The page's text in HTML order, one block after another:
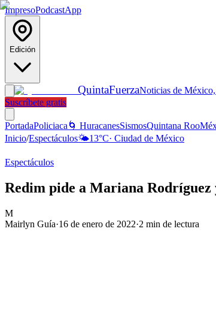
ImpresoPodcastApp
Edición
QuintaFuerzaNoticias de
Suscríbete gratis
PortadaPoliciaca 🌀 HuracanesSismosQuintana Roo
Inicio/Espectáculos🌤️13°C· Ciudad de México
Espectáculos
Redim pide a Mariana Rodríguez
M
Mairlyn Guía·16 de enero de 2022·2 min de lectura